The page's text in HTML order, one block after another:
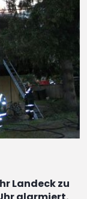
Landeck zu